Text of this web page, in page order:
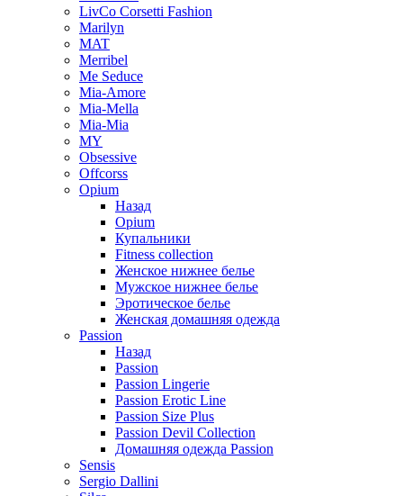
LivCo Corsetti Fashion
Marilyn
MAT
Merribel
Me Seduce
Mia-Amore
Mia-Mella
Mia-Mia
MY
Obsessive
Offcorss
Opium
Назад
Opium
Купальники
Fitness collection
Женское нижнее белье
Мужское нижнее белье
Эротическое белье
Женская домашняя одежда
Passion
Назад
Passion
Passion Lingerie
Passion Erotic Line
Passion Size Plus
Passion Devil Collection
Домашняя одежда Passion
Sensis
Sergio Dallini